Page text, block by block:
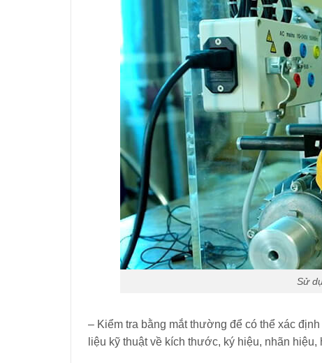
Sử
– Kiểm tra bằng mắt thường để có thể xác
liệu kỹ thuật về kích thước, ký hiệu, nhãn